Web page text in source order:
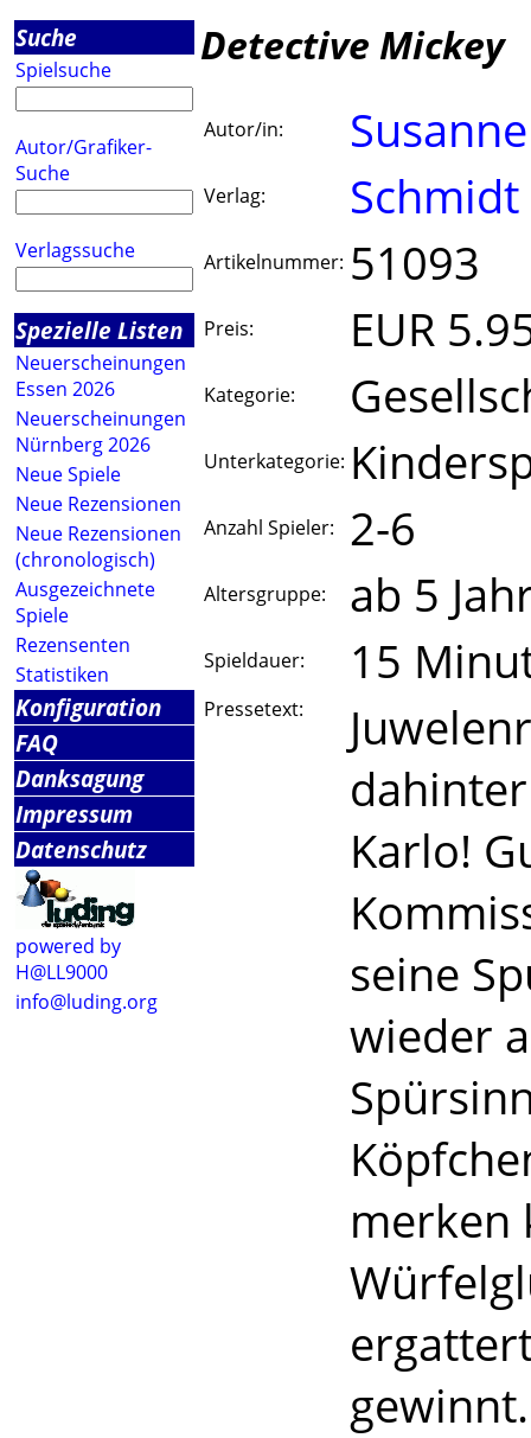
Suche
Spielsuche
Autor/Grafiker-
Suche
Verlagssuche
Spezielle Listen
Neuerscheinungen
Essen 2026
Neuerscheinungen
Nürnberg 2026
Neue Spiele
Neue Rezensionen
Neue Rezensionen
(chronologisch)
Ausgezeichnete
Spiele
Rezensenten
Statistiken
Konfiguration
FAQ
Danksagung
Impressum
Datenschutz
powered by
H@LL9000
info@luding.org
Detective Mickey
Autor/in:
Verlag: Schmidt
Artikelnummer: 51093
Preis: EUR
Kategorie:
Unterkategorie:
Anzahl Spieler: 2-6
Altersgruppe: ab 5
Spieldauer: 15
Pressetext:
Karlo!
seine
wieder
merken
gewinnt.